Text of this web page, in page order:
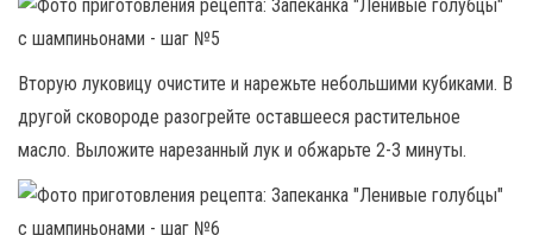
Вторую луковицу очистите и нарежьте небольшими кубиками. В
другой сковороде разогрейте оставшееся растительное
масло. Выложите нарезанный лук и обжарьте 2-3 минуты.